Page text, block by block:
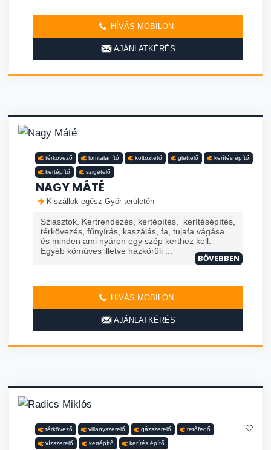
HÍVÁS MOBILON
AJÁNLATKÉRÉS
térkövező lomtalanító költöztető glettelő kerítés építő
kertépítő szigetelő
NAGY MÁTÉ
Kiszállok egész Győr területén
Sziasztok. Kertrendezés, kertépítés, kerítésépítés,
térkövezés, fűnyírás, kaszálás, fa, tujafa vágása
és minden ami nyáron egy szép kerthez kell.
Egyéb kőműves illetve házkörüli ...
BŐVEBBEN
HÍVÁS MOBILON
AJÁNLATKÉRÉS
térkövező villanyszerelő gázszerelő tetőfedő
vízszerelő kertépítő kerítés építő